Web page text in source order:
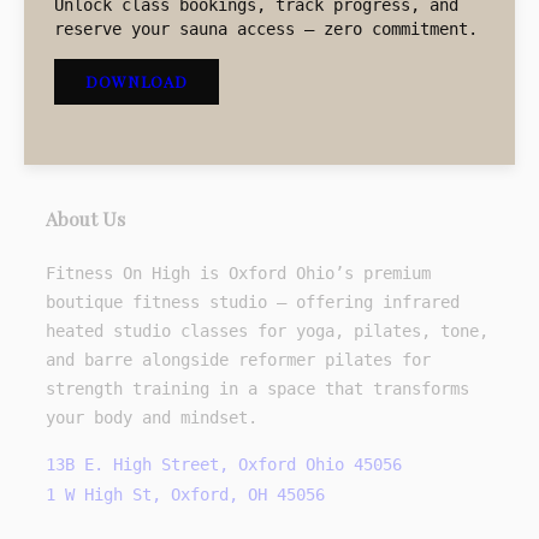
About Us
Fitness On High is Oxford Ohio’s premium
boutique fitness studio — offering infrared
heated studio classes for yoga, pilates, tone,
and barre alongside reformer pilates for
strength training in a space that transforms
your body and mindset.
13B E. High Street, Oxford Ohio 45056
1 W High St, Oxford, OH 45056
Unlock class bookings, track progress, and
reserve your sauna access – zero commitment.
DOWNLOAD